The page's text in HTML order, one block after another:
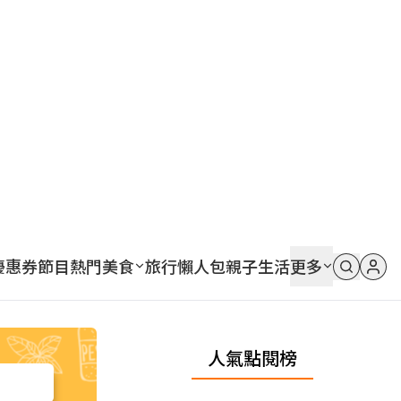
惠券節目熱門美食 旅行懶人包親子生活更多
人氣點閱榜